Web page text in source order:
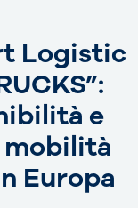
Logistic
e
mobilità
Europa